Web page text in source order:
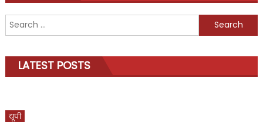
Search
for:
LATEST POSTS
यूपी